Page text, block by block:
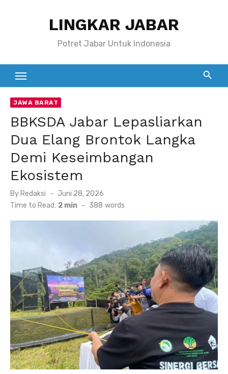
LINGKAR JABAR
Potret Jabar Untuk Indonesia
JAWA BARAT
BBKSDA Jabar Lepasliarkan
Dua Elang Brontok Langka
Demi Keseimbangan
Ekosistem
By Redaksi
Posted
on
Juni 28, 2026
Time to Read: 2 min - 388 words